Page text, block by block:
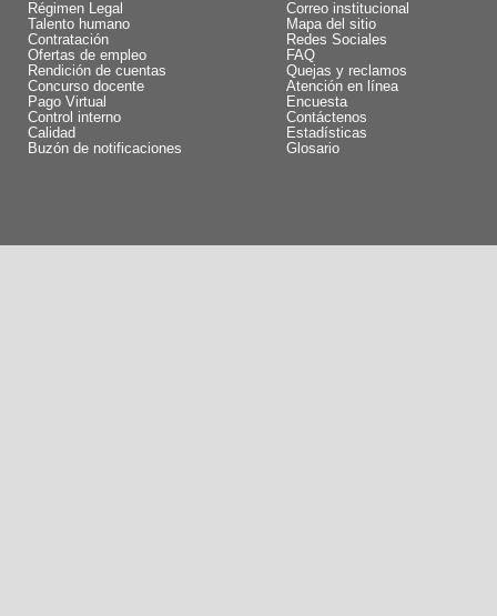
Régimen Legal
Talento humano
Contratación
Ofertas de empleo
Rendición de cuentas
Concurso docente
Pago Virtual
Control interno
Calidad
Buzón de notificaciones
Correo institucional
Mapa del sitio
Redes Sociales
FAQ
Quejas y reclamos
Atención en línea
Encuesta
Contáctenos
Estadísticas
Glosario